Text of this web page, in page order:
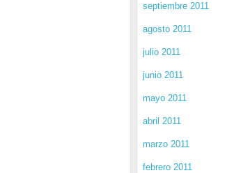
septiembre 2011
agosto 2011
julio 2011
junio 2011
mayo 2011
abril 2011
marzo 2011
febrero 2011